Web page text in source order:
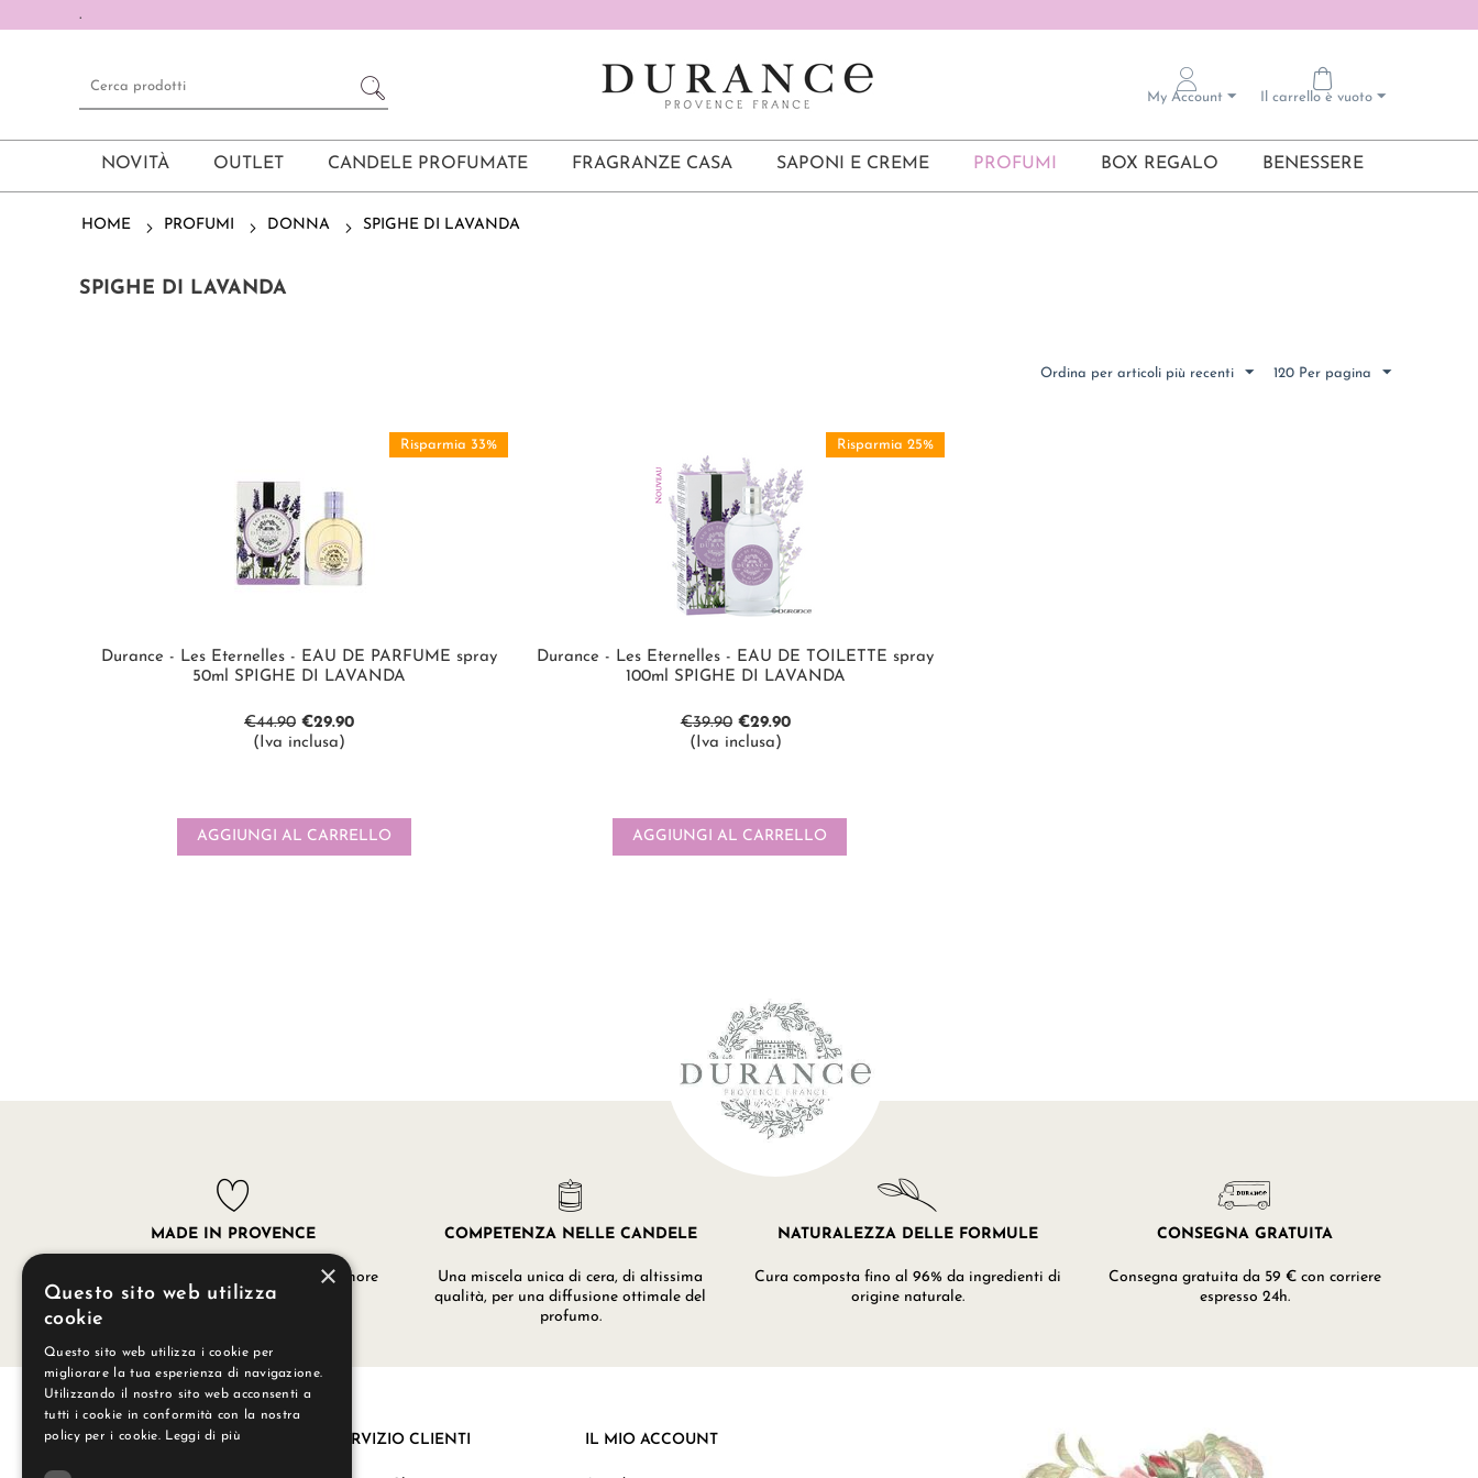
.
Il carrello è vuoto
My Account
NOVITÀ OUTLET CANDELE PROFUMATE FRAGRANZE CASA SAPONI E CREME PROFUMI BOX REGALO BENESSERE
HOME PROFUMI DONNA SPIGHE DI LAVANDA
SPIGHE DI LAVANDA
Ordina per articoli più recenti 120 Per pagina
Risparmia 33%
Durance - Les Eternelles - EAU DE PARFUME spray
50ml SPIGHE DI LAVANDA
€44.90 €29.90
(Iva inclusa)
AGGIUNGI AL CARRELLO
Risparmia 25%
Durance - Les Eternelles - EAU DE TOILETTE spray
100ml SPIGHE DI LAVANDA
€39.90 €29.90
(Iva inclusa)
AGGIUNGI AL CARRELLO
MADE IN PROVENCE
I nostri prodotti sono realizzati con amore
nei nostri laboratori a Grignan.
COMPETENZA NELLE CANDELE
Una miscela unica di cera, di altissima
qualità, per una diffusione ottimale del
profumo.
NATURALEZZA DELLE FORMULE
Cura composta fino al 96% da ingredienti di
origine naturale.
CONSEGNA GRATUITA
Consegna gratuita da 59 € con corriere
espresso 24h.
SERVIZIO CLIENTI IL MIO ACCOUNT
×
Questo sito web utilizza
cookie
Questo sito web utilizza i cookie per
migliorare la tua esperienza di navigazione.
Utilizzando il nostro sito web acconsenti a
tutti i cookie in conformità con la nostra
policy per i cookie. Leggi di più